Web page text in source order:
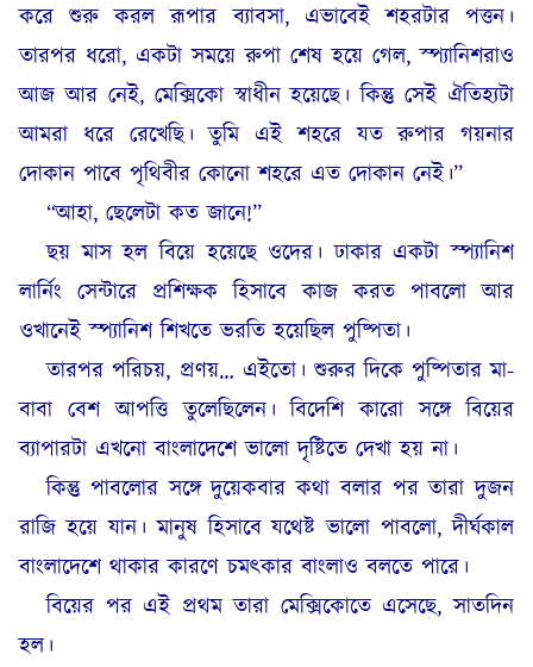
করে শুরু করল রূপার ব্যাবসা, এভাবেই শহরটার পত্তন।
তারপর ধরো, একটা সময়ে রুপা শেষ হয়ে গেল, স্প্যানিশরাও
আজ আর নেই, মেক্সিকো স্বাধীন হয়েছে। কিন্তু সেই ঐতিহ্যটা
আমরা ধরে রেখেছি। তুমি এই শহরে যত রুপার গয়নার
দোকান পাবে পৃথিবীর কোনো শহরে এত দোকান নেই।”
“আহা, ছেলেটা কত জানে!”
ছয় মাস হল বিয়ে হয়েছে ওদের। ঢাকার একটা স্প্যানিশ
লার্নিং সেন্টারে প্রশিক্ষক হিসাবে কাজ করত পাবলো আর
ওখানেই স্প্যানিশ শিখতে ভরতি হয়েছিল পুষ্পিতা।
তারপর পরিচয়, প্রণয়… এইতো। শুরুর দিকে পুষ্পিতার মা-
বাবা বেশ আপত্তি তুলেছিলেন। বিদেশি কারো সঙ্গে বিয়ের
ব্যাপারটা এখনো বাংলাদেশে ভালো দৃষ্টিতে দেখা হয় না।
কিন্তু পাবলোর সঙ্গে দুয়েকবার কথা বলার পর তারা দুজন
রাজি হয়ে যান। মানুষ হিসাবে যথেষ্ট ভালো পাবলো, দীর্ঘকাল
বাংলাদেশে থাকার কারণে চমৎকার বাংলাও বলতে পারে।
বিয়ের পর এই প্রথম তারা মেক্সিকোতে এসেছে, সাতদিন
হল।